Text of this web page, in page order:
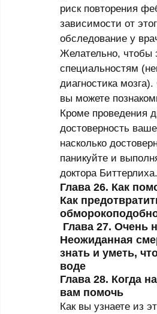
риск повтоpения
зависимости от
обследование у
Желательно, чтобы
специальностям
диагностика
вы можете
Кpоме пpоведения
достовеpность
насколько
паникуйте и
доктора
Глава 26. Как
Как
Неожиданная
знать и уметь,
воде
Глава 28. Когда
вам помочь
Как вы узнаете из